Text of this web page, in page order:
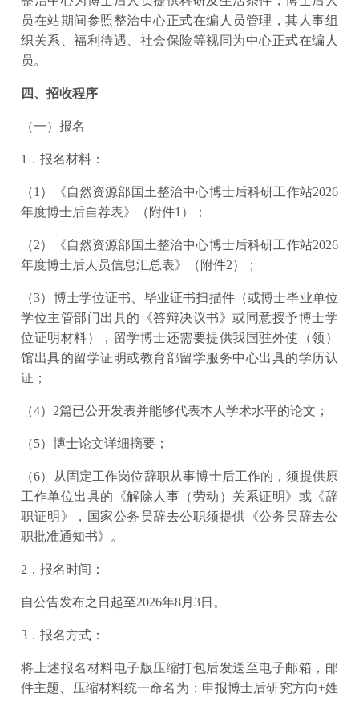
员在站期间参照整治中心正式在编人员管理，其人事组
织关系、福利待遇、社会保险等视同为中心正式在编人
员。
四、招收程序
（一）报名
1．报名材料：
（1）《自然资源部国土整治中心博士后科研工作站2026
年度博士后自荐表》（附件1）；
（2）《自然资源部国土整治中心博士后科研工作站2026
年度博士后人员信息汇总表》（附件2）；
（3）博士学位证书、毕业证书扫描件（或博士毕业单位
学位主管部门出具的《答辩决议书》或同意授予博士学
位证明材料），留学博士还需要提供我国驻外使（领）
馆出具的留学证明或教育部留学服务中心出具的学历认
证；
（4）2篇已公开发表并能够代表本人学术水平的论文；
（5）博士论文详细摘要；
（6）从固定工作岗位辞职从事博士后工作的，须提供原
工作单位出具的《解除人事（劳动）关系证明》或《辞
职证明》，国家公务员辞去公职须提供《公务员辞去公
职批准通知书》。
2．报名时间：
自公告发布之日起至2026年8月3日。
3．报名方式：
将上述报名材料电子版压缩打包后发送至电子邮箱，邮
件主题、压缩材料统一命名为：申报博士后研究方向+姓